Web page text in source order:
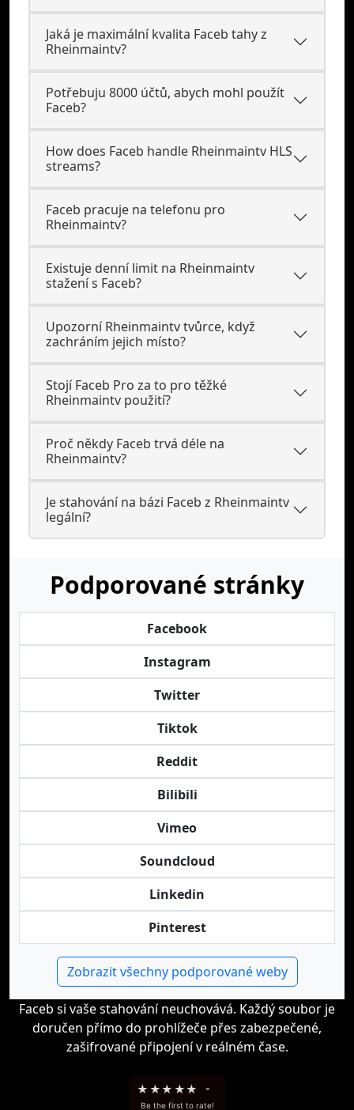
Jaká je maximální kvalita Faceb tahy z
Rheinmaintv?
Potřebuju 8000 účtů, abych mohl použít
Faceb?
How does Faceb handle Rheinmaintv HLS
streams?
Faceb pracuje na telefonu pro
Rheinmaintv?
Existuje denní limit na Rheinmaintv
stažení s Faceb?
Upozorní Rheinmaintv tvůrce, když
zachráním jejich místo?
Stojí Faceb Pro za to pro těžké
Rheinmaintv použití?
Proč někdy Faceb trvá déle na
Rheinmaintv?
Je stahování na bázi Faceb z Rheinmaintv
legální?
Podporované stránky
Facebook
Instagram
Twitter
Tiktok
Reddit
Bilibili
Vimeo
Soundcloud
Linkedin
Pinterest
Zobrazit všechny podporované weby
Faceb si vaše stahování neuchovává. Každý soubor je
doručen přímo do prohlížeče přes zabezpečené,
zašifrované připojení v reálném čase.
★ ★★ ★★ -
Be the first to rate!